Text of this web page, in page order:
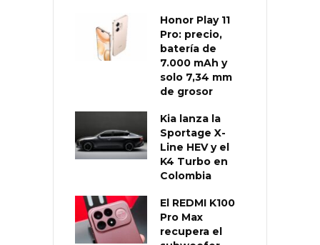
Honor Play 11
Pro: precio,
batería de
7.000 mAh y
solo 7,34 mm
de grosor
Kia lanza la
Sportage X-
Line HEV y el
K4 Turbo en
Colombia
El REDMI K100
Pro Max
recupera el